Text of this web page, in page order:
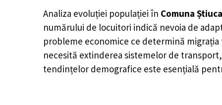
Analiza evoluției populației în Comuna Știuca
numărului de locuitori indică nevoia de
probleme economice ce determină
necesită extinderea sistemelor de
tendințelor demografice este esențială